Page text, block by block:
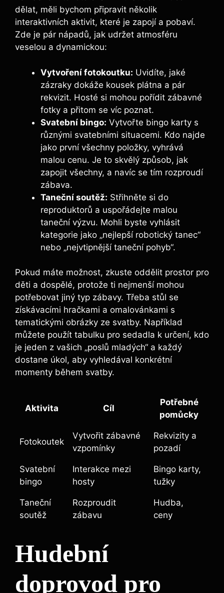
dělat, ⁢měli bychom připravit několik
interaktivních aktivit, které je zapojí a pobaví.
Zde je pár nápadů, jak udržet atmosféru
veselou a dynamickou:
Vytvoření fotokoutku: Uvidíte, jaké
zázraky dokáže kousek plátna ​a pár
rekvizit. Hosté si mohou pořídit zábavné
fotky a přitom se víc poznat.
Svatební bingo: Vytvořte bingo karty s
různými svatebními situacemi. Kdo najde
jako první všechny položky, vyhrává⁣
malou cenu. Je to skvělý způsob,⁤ jak
zapojit ‌všechny, a navíc ‍se tím rozproudí
zábava.
Taneční soutěž: Střihněte si do
reproduktorů ⁢a uspořádejte malou
⁤taneční‌ výzvu. Mohli byste vyhlásit
‌kategorie jako „nejlepší robotický tanec“
nebo „nejvtipnější taneční pohyb“.
Pokud máte možnost, zkuste oddělit prostor pro
děti a dospělé, protože ti nejmenší mohou
potřebovat jiný typ zábavy. Třeba stůl se
získávacími hračkami a omalovánkami s
tematickými obrázky ze svatby. Například
můžete použít ⁤tabulku pro sedadla k určení, kdo
je jeden z vašich „poslů mladých“ a každý
dostane úkol, aby‍ vyhledával konkrétní
momenty během svatby.
Aktivita Cíl
Potřebné
pomůcky
Fotokoutek
Vytvořit zábavné
vzpomínky
Rekvizity a
pozadí
Svatební
bingo
Interakce mezi
hosty
Bingo karty,
⁢tužky
Taneční
soutěž
Rozproudit
zábavu
Hudba,
ceny
Hudební
doprovod pro